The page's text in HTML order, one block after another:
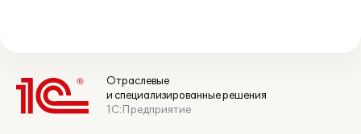
Отраслевые
и специализированные решения
1С:Предприятие